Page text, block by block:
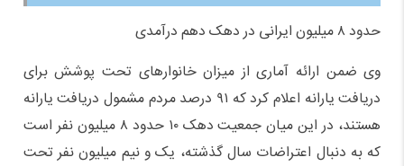
حدود ۸ میلیون ایرانی در دهک دهم درآمدی
وی ضمن ارائه آماری از میزان خانوارهای تحت پوشش برای
دریافت یارانه اعلام کرد که ۹۱ درصد مردم مشمول دریافت یارانه
هستند، در این میان جمعیت دهک ۱۰ حدود ۸ میلیون نفر است
که به دنبال اعتراضات سال گذشته، یک و نیم میلیون نفر تحت